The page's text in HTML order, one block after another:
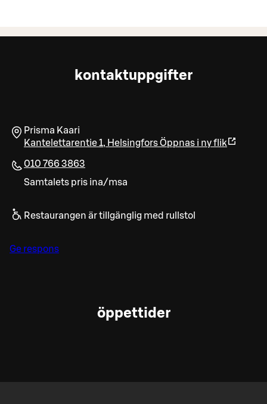
kontaktuppgifter
Prisma Kaari
Kantelettarentie 1, HelsingforsÖppnas i ny flik
010 766 3863
Samtalets pris ina/msa
Restaurangen är tillgänglig med rullstol
Ge respons
öppettider